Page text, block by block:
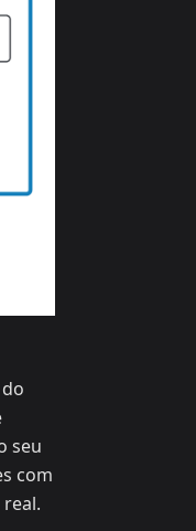
seu
com